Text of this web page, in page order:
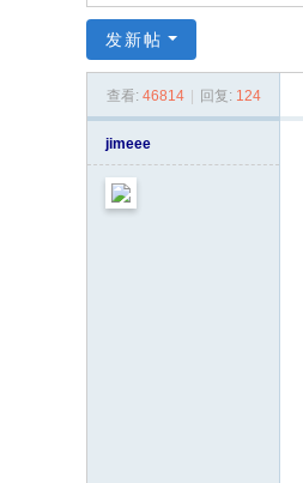
同
|
同
社
发新帖
查看: 46814 回复: 124
jimeee